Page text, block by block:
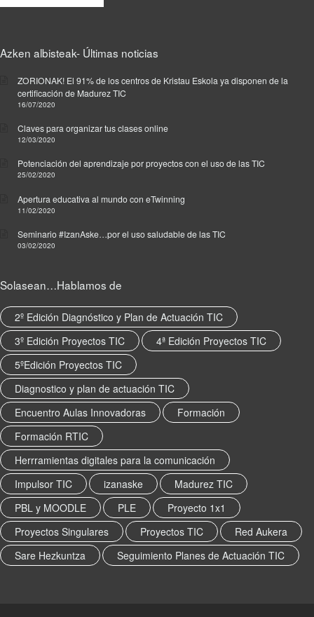
Azken albisteak- Últimas noticias
ZORIONAK! El 91% de los centros de Kristau Eskola ya disponen de la
certificación de Madurez TIC
16/07/2020
Claves para organizar tus clases online
12/03/2020
Potenciación del aprendizaje por proyectos con el uso de las TIC
25/02/2020
Apertura educativa al mundo con eTwinning
11/02/2020
Seminario #IzanAske…por el uso saludable de las TIC
03/02/2020
Solasean…Hablamos de
2º Edición Diagnóstico y Plan de Actuación TIC
3º Edición Proyectos TIC
4ª Edición Proyectos TIC
5ºEdición Proyectos TIC
Diagnostico y plan de actuación TIC
Encuentro Aulas Innovadoras
Formación
Formación RTIC
Herrramientas digitales para la comunicación
Impulsor TIC
izanaske
Madurez TIC
PBL y MOODLE
PLE
Proyecto 1x1
Proyectos Singulares
Proyectos TIC
Red Aukera
Sare Hezkuntza
Seguimiento Planes de Actuación TIC